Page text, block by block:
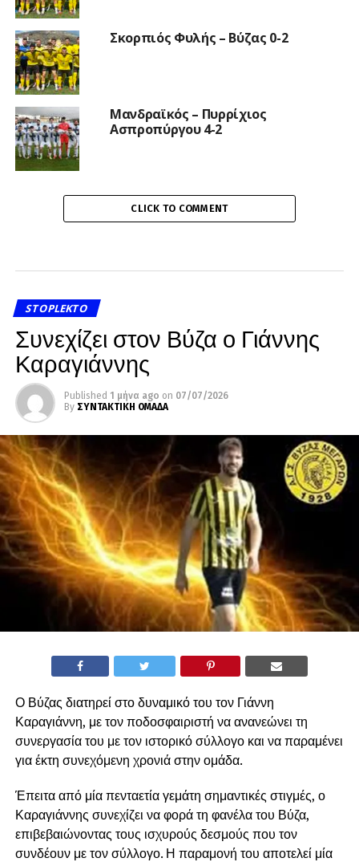
Σκορπιός Φυλής – Βύζας 0-2
Μανδραϊκός – Πυρρίχιος
Ασπροπύργου 4-2
CLICK TO COMMENT
STOPLEKTO
Συνεχίζει στον Βύζα ο Γιάννης
Καραγιάννης
Published 1 μήνα ago on 07/07/2026
By ΣΥΝΤΑΚΤΙΚΗ ΟΜΑΔΑ
Ο Βύζας διατηρεί στο δυναμικό του τον Γιάννη
Καραγιάννη, με τον ποδοσφαιριστή να ανανεώνει τη
συνεργασία του με τον ιστορικό σύλλογο και να παραμένει
για έκτη συνεχόμενη χρονιά στην ομάδα.
Έπειτα από μία πενταετία γεμάτη σημαντικές στιγμές, ο
Καραγιάννης συνεχίζει να φορά τη φανέλα του Βύζα,
επιβεβαιώνοντας τους ισχυρούς δεσμούς που τον
συνδέουν με τον σύλλογο. Η παραμονή του αποτελεί μία